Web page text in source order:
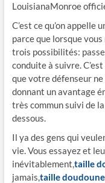
LouisianaMonroe
C’est ce qu’on
parce que lorsque
trois possibilités:
conduite à suivre.
que votre défenseur
donnant un avantage
très commun suivi de
dessous.
Il ya des gens qui
vie. Vous essayez et
inévitablement,taille
jamais,taille